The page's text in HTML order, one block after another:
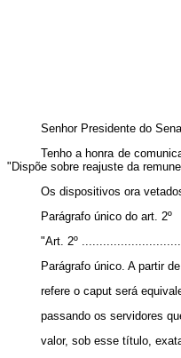
Senhor Presidente do
Tenho a honra de
"Dispõe sobre reajuste da
Os dispositivos ora
Parágrafo único do art. 2º
"Art. 2º
Parágrafo único. A partir
refere o caput será
passando os servidores
valor, sob esse título,